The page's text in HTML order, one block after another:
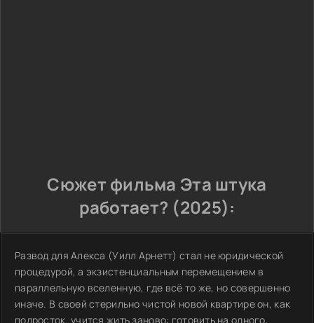
Сюжет фильма Эта штука
работает? (2025):
Развод для Алекса (Уилл Арнетт) стал не юридической
процедурой, а экзистенциальным перемещением в
параллельную вселенную, где всё то же, но совершенно
иначе. В своей стерильно чистой новой квартире он, как
подросток, учится жить заново: готовить на одного,